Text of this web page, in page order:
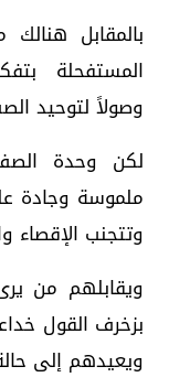
بالمقابل
المستفحلة
وصولاً لتوحيد
لكن وحدة
ملموسة وجادة
وتتجنب الإقصاء
ويقابلهم من
بزخرف القول
ويعيدهم إلى